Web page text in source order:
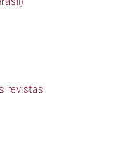
revistas